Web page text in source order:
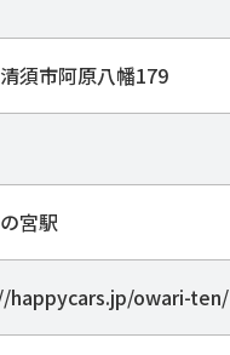
須市阿原八幡179
宮駅
happycars.jp/owari-ten/